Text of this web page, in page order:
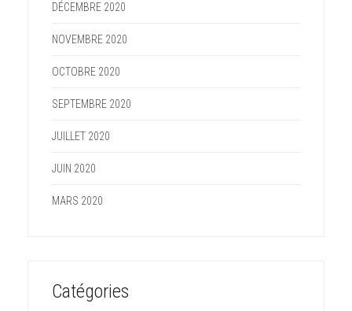
DÉCEMBRE 2020
NOVEMBRE 2020
OCTOBRE 2020
SEPTEMBRE 2020
JUILLET 2020
JUIN 2020
MARS 2020
Catégories